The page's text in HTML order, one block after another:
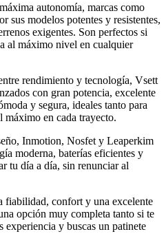
autonomía, marcas como
sus modelos potentes y resistentes,
exigentes. Son perfectos si
al máximo nivel en cualquier
rendimiento y tecnología, Vsett
con gran potencia, excelente
y segura, ideales tanto para
máximo en cada trayecto.
Inmotion, Nosfet y Leaperkim
moderna, baterías eficientes y
tu día a día, sin renunciar al
fiabilidad, confort y una excelente
opción muy completa tanto si te
experiencia y buscas un patinete